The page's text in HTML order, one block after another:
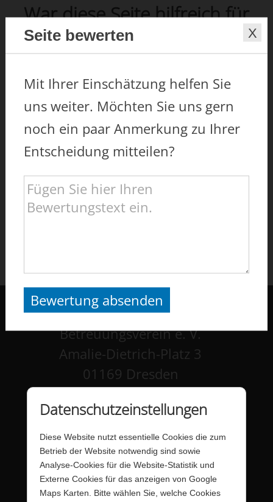
War diese Seite hilfreich für
Sie?
Wir möchten Ihnen gut und leicht
verständlich alle Informationen zur
Verfügung stellen.
Waren Sie zufrieden mit dieser Seite? Ihre
Meinung hilft uns, unser Angebot
regelmäßig für Sie verbessern zu können.
Dresdner Pflege- und
Betreuungsverein e. V.
Amalie-Dietrich-Platz 3
01169 Dresden
Kontakt
Datenschutz
Barrierefreiheit
Barriere melden
Datenschutzeinstellungen
Diese Website nutzt essentielle Cookies die zum
Betrieb der Website notwendig sind sowie
Analyse-Cookies für die Website-Statistik und
Externe Cookies für das anzeigen von Google
Maps Karten. Bitte wählen Sie, welche Cookies
Seite bewerten
Mit Ihrer Einschätzung helfen Sie
uns weiter. Möchten Sie uns gern
noch ein paar Anmerkung zu Ihrer
Entscheidung mitteilen?
Bewertung absenden